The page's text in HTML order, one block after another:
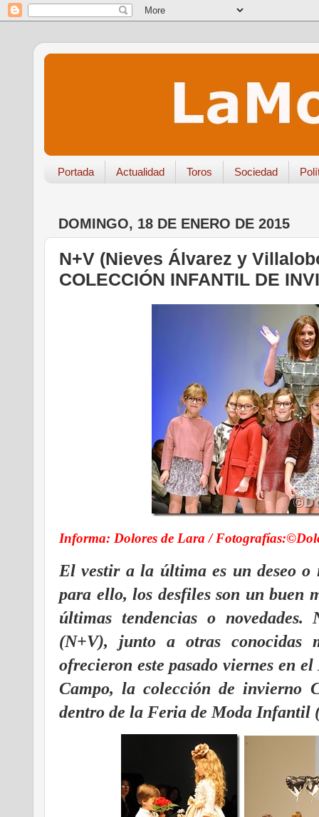
Portada Actualidad Toros Sociedad
DOMINGO, 18 DE ENERO DE 2015
N+V (Nieves Álvarez y
COLECCIÓN INFANTIL DE
Informa: Dolores de Lara /
El vestir a la última es un deseo o
para ello, los desfiles son un buen
últimas tendencias o novedades.
(N+V), junto a otras conocidas
ofrecieron este pasado viernes en
Campo, la colección de invierno
dentro de la Feria de Moda